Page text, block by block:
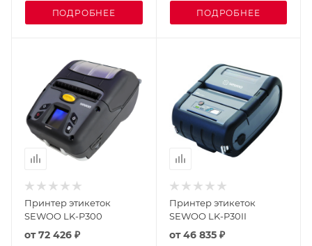
ПОДРОБНЕЕ ПОДРОБНЕЕ
Принтер этикеток
SEWOO LK-P300
от72 426 ₽
Принтер этикеток
SEWOO LK-P30II
от46 835 ₽